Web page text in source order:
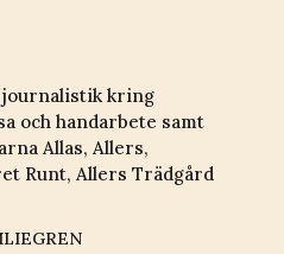
journalistik kring
och handarbete samt
Allas, Allers,
Runt, Allers Trädgård